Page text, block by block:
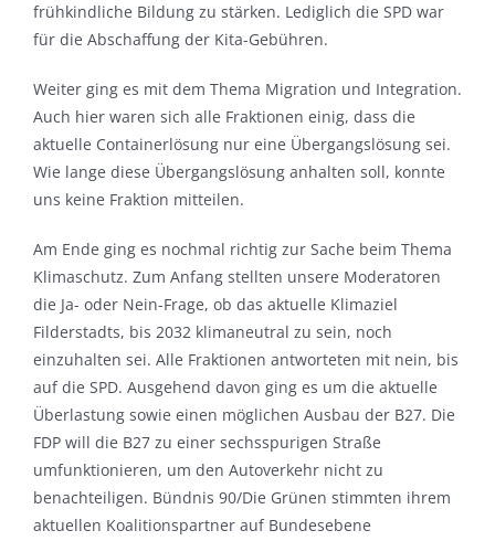
frühkindliche Bildung zu stärken. Lediglich die SPD war
für die Abschaffung der Kita-Gebühren.
Weiter ging es mit dem Thema Migration und Integration.
Auch hier waren sich alle Fraktionen einig, dass die
aktuelle Containerlösung nur eine Übergangslösung sei.
Wie lange diese Übergangslösung anhalten soll, konnte
uns keine Fraktion mitteilen.
Am Ende ging es nochmal richtig zur Sache beim Thema
Klimaschutz. Zum Anfang stellten unsere Moderatoren
die Ja- oder Nein-Frage, ob das aktuelle Klimaziel
Filderstadts, bis 2032 klimaneutral zu sein, noch
einzuhalten sei. Alle Fraktionen antworteten mit nein, bis
auf die SPD. Ausgehend davon ging es um die aktuelle
Überlastung sowie einen möglichen Ausbau der B27. Die
FDP will die B27 zu einer sechsspurigen Straße
umfunktionieren, um den Autoverkehr nicht zu
benachteiligen. Bündnis 90/Die Grünen stimmten ihrem
aktuellen Koalitionspartner auf Bundesebene